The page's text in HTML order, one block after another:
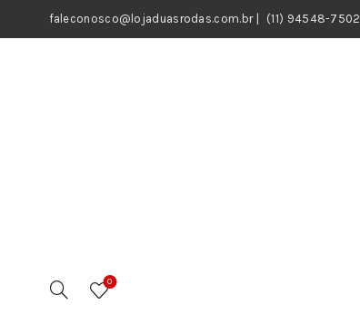
faleconosco@lojaduasrodas.com.br| (11) 94548-7502
0